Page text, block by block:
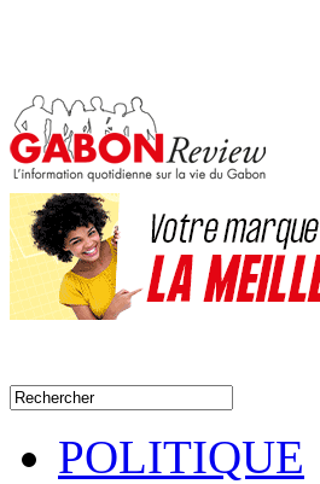
POLITIQUE